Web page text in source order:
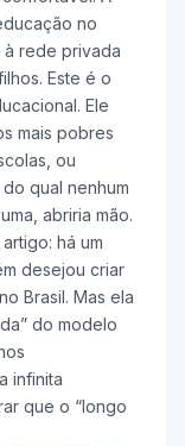
no
à rede privada
Este é o
Ele
mais pobres
ou
qual nenhum
abriria mão.
há um
desejou criar
Brasil. Mas ela
do modelo
infinita
que o “longo